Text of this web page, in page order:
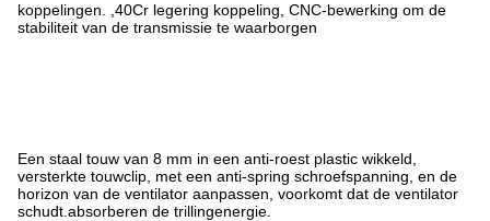
koppelingen. ,40Cr legering koppeling, CNC-bewerking om de
stabiliteit van de transmissie te waarborgen
Een staal touw van 8 mm in een anti-roest plastic wikkeld,
versterkte touwclip, met een anti-spring schroefspanning, en de
horizon van de ventilator aanpassen, voorkomt dat de ventilator
schudt.absorberen de trillingenergie.